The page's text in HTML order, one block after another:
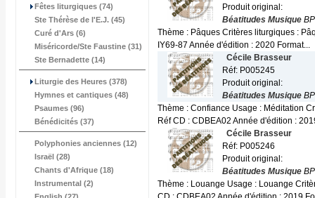
Fêtes liturgiques (74)
Ste Thérèse de l'E.J. (45)
Curé d'Ars (6)
Miséricorde/Ste Faustine (31)
Ste Bernadette (14)
Liturgie des Heures (378)
Hymnes et cantiques (48)
Psaumes (96)
Bénédicités (37)
Polyphonies anciennes (12)
Israël (28)
Chants d'Afrique (18)
Instrumental (2)
Produit original:
Béatitudes Musique
Thème : Pâques Critères liturgiques :
IY69-87 Année d'édition : 2020 Format...
Cécile Brasseur
Réf: P005245
Produit original:
Béatitudes Musique
Thème : Confiance Usage : Méditation
Réf CD : CDBEA02 Année d'édition :
Cécile Brasseur
Réf: P005246
Produit original:
Béatitudes Musique
Thème : Louange Usage : Louange